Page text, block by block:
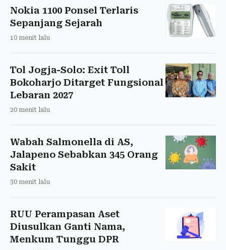
Nokia 1100 Ponsel Terlaris
Sepanjang Sejarah
10 menit lalu
Tol Jogja-Solo: Exit Toll
Bokoharjo Ditarget Fungsional
Lebaran 2027
20 menit lalu
Wabah Salmonella di AS,
Jalapeno Sebabkan 345 Orang
Sakit
30 menit lalu
RUU Perampasan Aset
Diusulkan Ganti Nama,
Menkum Tunggu DPR